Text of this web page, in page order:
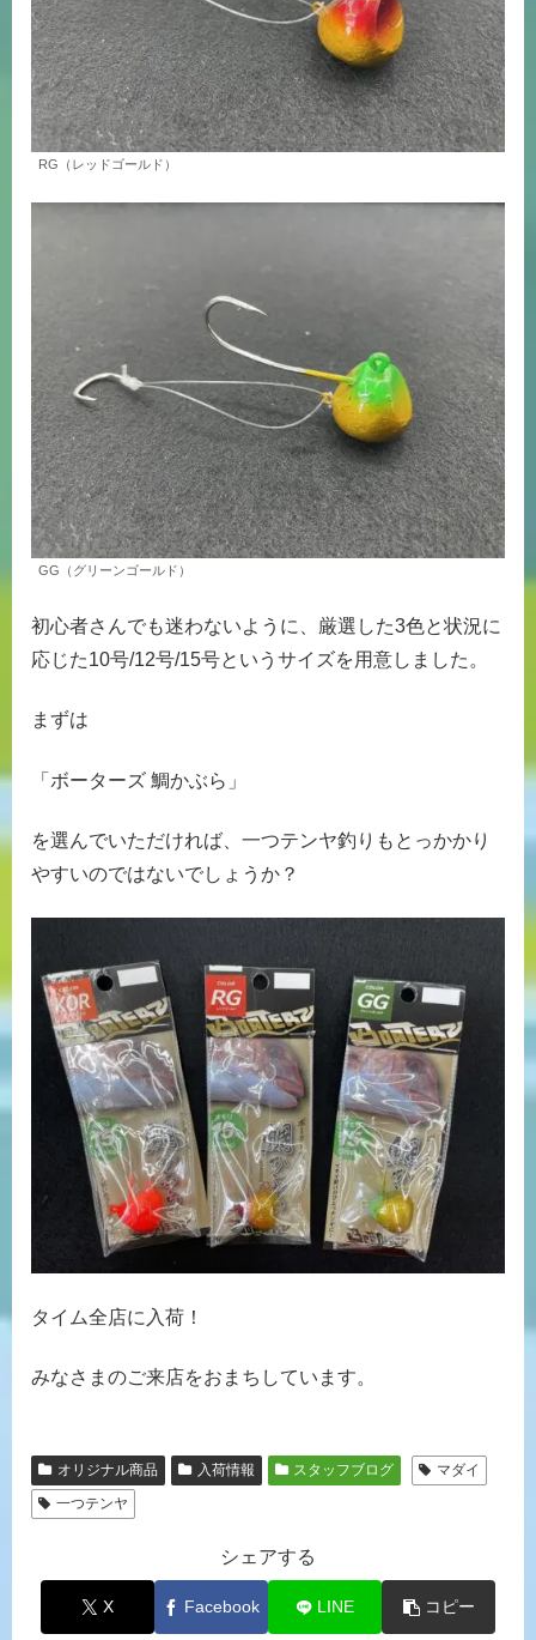
RG（レッドゴールド）
GG（グリーンゴールド）
初心者さんでも迷わないように、厳選した3色と状況に
応じた10号/12号/15号というサイズを用意しました。
まずは
「ボーターズ 鯛かぶら」
を選んでいただければ、一つテンヤ釣りもとっかかり
やすいのではないでしょうか？
タイム全店に入荷！
みなさまのご来店をおまちしています。
オリジナル商品 入荷情報 スタッフブログ
マダイ
一つテンヤ
シェアする
X Facebook LINE コピー